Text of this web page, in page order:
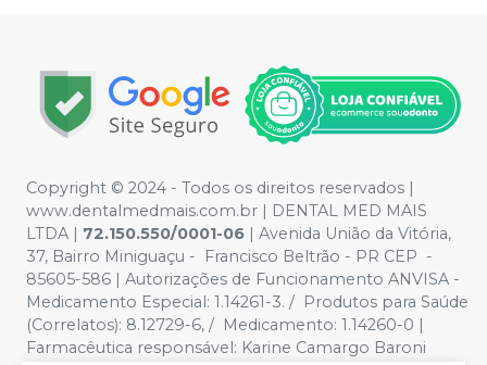
Copyright © 2024 - Todos os direitos reservados |
www.dentalmedmais.com.br | DENTAL MED MAIS
LTDA | 72.150.550/0001-06 | Avenida União da Vitória,
37, Bairro Miniguaçu - Francisco Beltrão - PR CEP -
85605-586 | Autorizações de Funcionamento ANVISA -
Medicamento Especial: 1.14261-3. / Produtos para Saúde
(Correlatos): 8.12729-6, / Medicamento: 1.14260-0 |
Farmacêutica responsável: Karine Camargo Baroni